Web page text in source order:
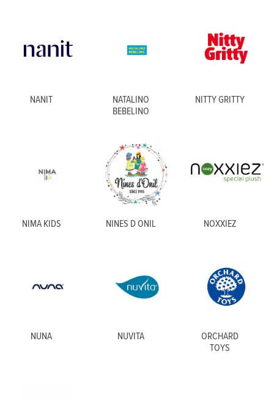
NANIT
NATALINO
BEBELINO
NITTY GRITTY
NIMA KIDS NINES D ONIL NOXXIEZ
NUNA NUVITA
ORCHARD
TOYS